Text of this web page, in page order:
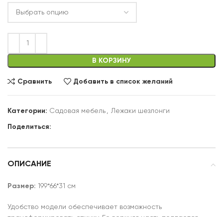
В КОРЗИНУ
Сравнить Добавить в список желаний
Категории: Садовая мебель , Лежаки шезлонги
Поделиться:
ОПИСАНИЕ
Размер: 199*66*31 см
Удобство модели обеспечивает возможность